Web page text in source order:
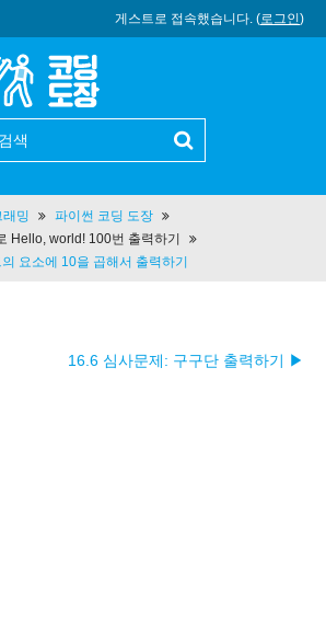
게스트로 접속했습니다. (로그인)
래밍
파이썬 코딩 도장
Hello, world! 100번 출력하기
요소에 10을 곱해서 출력하기
16.6 심사문제: 구구단 출력하기 ▶︎